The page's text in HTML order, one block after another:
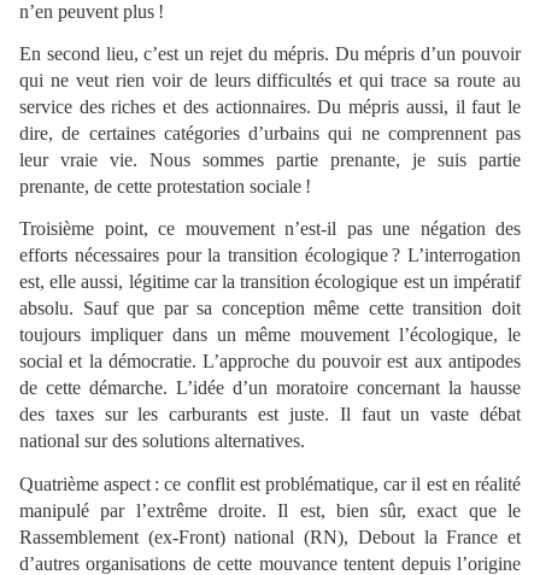
n’en peuvent plus !
En second lieu, c’est un rejet du mépris. Du mépris d’un pouvoir
qui ne veut rien voir de leurs difficultés et qui trace sa route au
service des riches et des actionnaires. Du mépris aussi, il faut le
dire, de certaines catégories d’urbains qui ne comprennent pas
leur vraie vie. Nous sommes partie prenante, je suis partie
prenante, de cette protestation sociale !
Troisième point, ce mouvement n’est-il pas une négation des
efforts nécessaires pour la transition écologique ? L’interrogation
est, elle aussi, légitime car la transition écologique est un impératif
absolu. Sauf que par sa conception même cette transition doit
toujours impliquer dans un même mouvement l’écologique, le
social et la démocratie. L’approche du pouvoir est aux antipodes
de cette démarche. L’idée d’un moratoire concernant la hausse
des taxes sur les carburants est juste. Il faut un vaste débat
national sur des solutions alternatives.
Quatrième aspect : ce conflit est problématique, car il est en réalité
manipulé par l’extrême droite. Il est, bien sûr, exact que le
Rassemblement (ex-Front) national (RN), Debout la France et
d’autres organisations de cette mouvance tentent depuis l’origine